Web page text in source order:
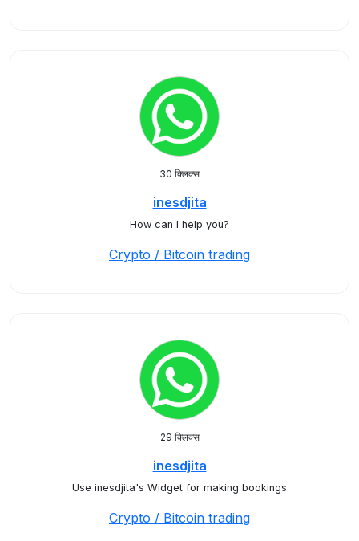
30 क्लिक्स
inesdjita
How can I help you?
Crypto / Bitcoin trading
29 क्लिक्स
inesdjita
Use inesdjita's Widget for making bookings
Crypto / Bitcoin trading